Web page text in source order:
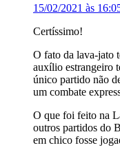
15/02/2021 às
Certíssimo!
O fato da lava-jato
auxílio estrangeiro
único partido não
um combate
O que foi feito na
outros partidos do
em chico fosse